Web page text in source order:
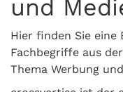
und
Hier finden Sie
Fachbegriffe aus
Thema Werbung